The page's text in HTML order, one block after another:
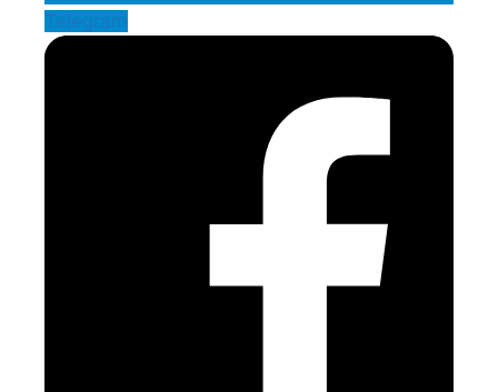
Telegram